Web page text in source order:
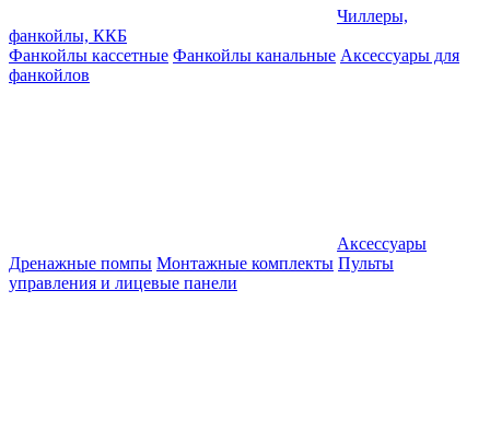
Чиллеры,
фанкойлы, ККБ
Фанкойлы кассетные Фанкойлы канальные Аксессуары для
фанкойлов
Аксессуары
Дренажные помпы Монтажные комплекты Пульты
управления и лицевые панели